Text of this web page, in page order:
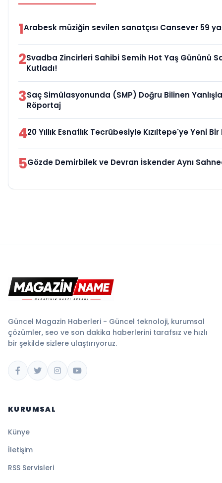
1Arabesk müziğin sevilen sanatçısı Cansever 59
2Svadba Zincirleri Sahibi Semih Hot Yaş Gününü
Kutladı!
3Saç Simülasyonunda (SMP) Doğru Bilinen
Röportaj
420 Yıllık Esnaflık Tecrübesiyle Kızıltepe'ye Yeni
5Gözde Demirbilek ve Devran İskender Aynı
Güncel Magazin Haberleri - Güncel teknoloji, kurumsal
çözümler, seo ve son dakika haberlerini tarafsız ve hızlı
bir şekilde sizlere ulaştırıyoruz.
KURUMSAL
Künye
İletişim
RSS Servisleri